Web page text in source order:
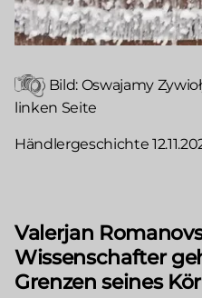
Bild: Oswajamy
linken Seite
Händlergeschichte
Valerjan
Wissenschafter
Grenzen seines